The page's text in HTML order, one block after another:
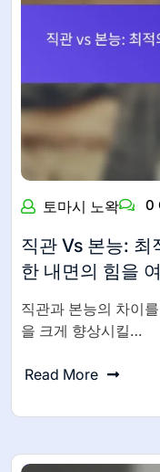
토마시 노왁 0
직관 Vs 본능: 최
한 내면의 힘을
직관과 본능의 차이
을 크게 향상시킬…
Read More